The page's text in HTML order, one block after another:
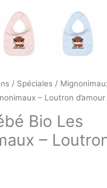
/ Spéciales /
– Loutron d’amour
Bio Les
–